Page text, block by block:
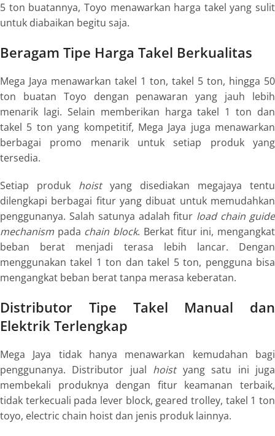
5 ton buatannya, Toyo menawarkan harga takel yang sulit
untuk diabaikan begitu saja.
Beragam Tipe Harga Takel Berkualitas
Mega Jaya menawarkan takel 1 ton, takel 5 ton, hingga 50
ton buatan Toyo dengan penawaran yang jauh lebih
menarik lagi. Selain memberikan harga takel 1 ton dan
takel 5 ton yang kompetitif, Mega Jaya juga menawarkan
berbagai promo menarik untuk setiap produk yang
tersedia.
Setiap produk hoistyang disediakan megajaya tentu
dilengkapi berbagai fitur yang dibuat untuk memudahkan
penggunanya. Salah satunya adalah fitur load chain guide
mechanism pada chain block. Berkat fitur ini, mengangkat
beban berat menjadi terasa lebih lancar. Dengan
menggunakan takel 1 ton dan takel 5 ton, pengguna bisa
mengangkat beban berat tanpa merasa keberatan.
Distributor Tipe Takel Manual dan
Elektrik Terlengkap
Mega Jaya tidak hanya menawarkan kemudahan bagi
penggunanya. Distributor jual hoistyang satu ini juga
membekali produknya dengan fitur keamanan terbaik,
tidak terkecuali pada lever block, geared trolley, takel 1 ton
toyo, electric chain hoist dan jenis produk lainnya.